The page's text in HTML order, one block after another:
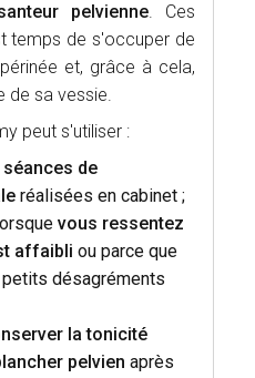
pelvienne. Ces
temps de s'occuper de
et, grâce à cela,
de sa vessie.
peut s'utiliser :
de
réalisées en cabinet ;
vous ressentez
affaibli ou parce que
désagréments
la tonicité
pelvien après